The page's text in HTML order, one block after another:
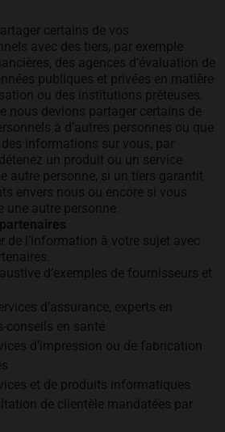
certains de vos
avec des tiers, par exemple
des agences d’évaluation de
publiques et privées en matière
ou des institutions prêteuses.
nous devions partager certains de
à d’autres personnes ou que
informations sur vous, par
un produit ou un service
autre personne, si un tiers garantit
envers nous ou encore si vous
autre personne.
de l’information à votre sujet avec
d’exemples de fournisseurs et
d’assurance, experts en
conseils en santé
d’impression ou de fabrication
et de produits informatiques
de clientèle mandatées par